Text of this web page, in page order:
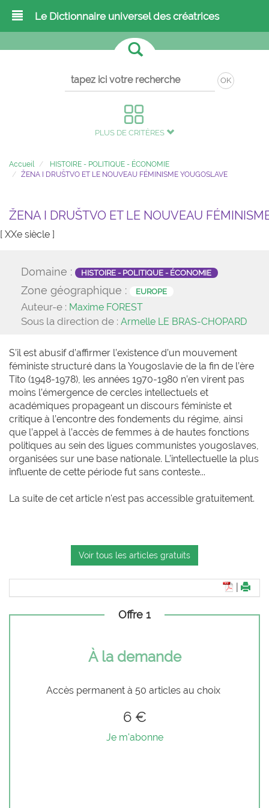
Le Dictionnaire universel des créatrices
OK
PLUS DE CRITÈRES
Accueil
HISTOIRE - POLITIQUE - ÉCONOMIE
ŽENA I DRUŠTVO ET LE NOUVEAU FÉMINISME YOUGOSLAVE
ŽENA I DRUŠTVO ET LE NOUVEAU
[ XXe siècle ]
Domaine : HISTOIRE - POLITIQUE - ÉCONOMIE
Zone géographique : EUROPE
Auteur-e : Maxime FOREST
Sous la direction de : Armelle LE BRAS-CHOPARD
S’il est abusif d’affirmer l’existence d’un mouvement
féministe structuré dans la Yougoslavie de la fin de l’ère
Tito (1948-1978), les années 1970-1980 n’en virent pas
moins l’émergence de cercles intellectuels et
académiques propageant un discours féministe et
critique à l’encontre des fondements du régime, ainsi
que l’appel à l’accès de femmes à de hautes fonctions
politiques au sein des ligues communistes yougoslaves,
organisées sur une base nationale. L’intellectuelle la plus
influente de cette période fut sans conteste...
La suite de cet article n'est pas accessible gratuitement.
Voir tous les articles gratuits
Offre 1
À la demande
Accès permanent à 50 articles au choix
6 €
Je m'abonne